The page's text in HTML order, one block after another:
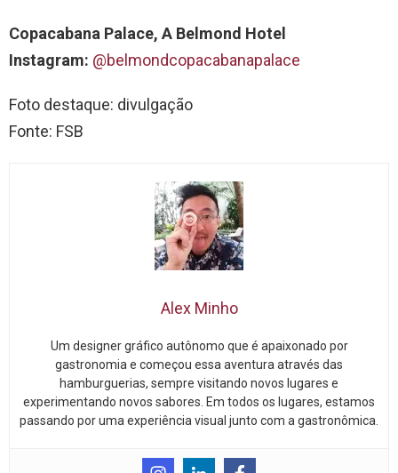
Copacabana Palace, A Belmond Hotel
Instagram: @belmondcopacabanapalace
Foto destaque: divulgação
Fonte: FSB
Alex Minho
Um designer gráfico autônomo que é apaixonado por
gastronomia e começou essa aventura através das
hamburguerias, sempre visitando novos lugares e
experimentando novos sabores. Em todos os lugares, estamos
passando por uma experiência visual junto com a gastronômica.